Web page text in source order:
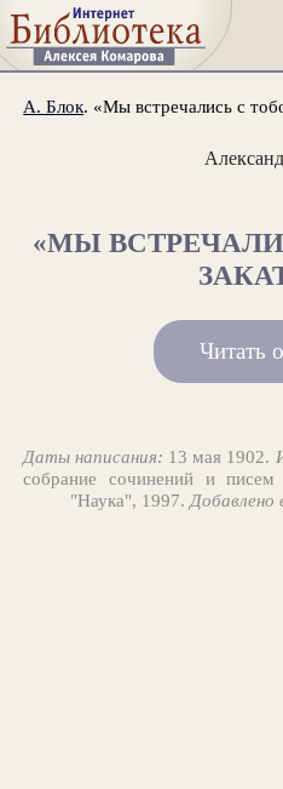
А. Блок. «Мы встречались с
«МЫ
Читать
Даты написания: 13 мая 1902.
собрание сочинений и
"Наука", 1997.Добавлено